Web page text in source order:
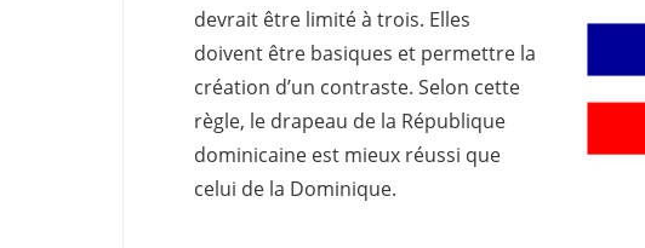
devrait être limité à trois. Elles
doivent être basiques et permettre la
création d’un contraste. Selon cette
règle, le drapeau de la République
dominicaine est mieux réussi que
celui de la Dominique.